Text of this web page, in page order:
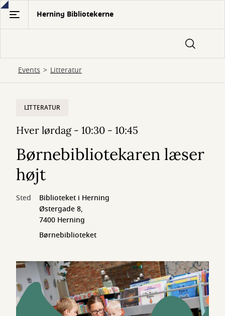
Gå
hovedindhold
Herning Bibliotekerne
Events Litteratur
LITTERATUR
Hver lørdag - 10:30 - 10:45
Børnebibliotekaren læser
højt
Sted
Biblioteket i Herning
Østergade 8,
7400 Herning
Børnebiblioteket